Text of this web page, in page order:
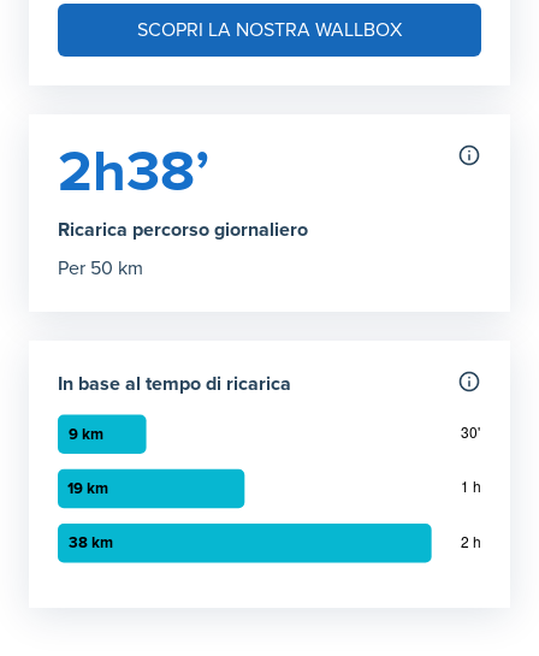
SCOPRI LA NOSTRA WALLBOX
2h38’
Ricarica percorso giornaliero
Per 50 km
In base al tempo di ricarica